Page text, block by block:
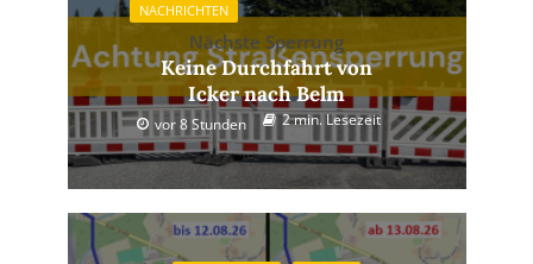
NACHRICHTEN
Nächste Sperrung
Keine Durchfahrt von
Icker nach Belm
vor 8 Stunden 2 min. Lesezeit